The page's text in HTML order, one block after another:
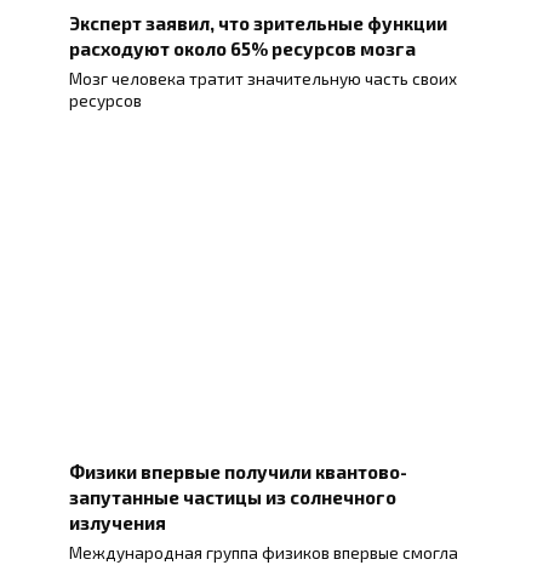
Эксперт заявил, что зрительные функции
расходуют около 65% ресурсов мозга
Мозг человека тратит значительную часть своих
ресурсов
Физики впервые получили квантово-
запутанные частицы из солнечного
излучения
Международная группа физиков впервые смогла